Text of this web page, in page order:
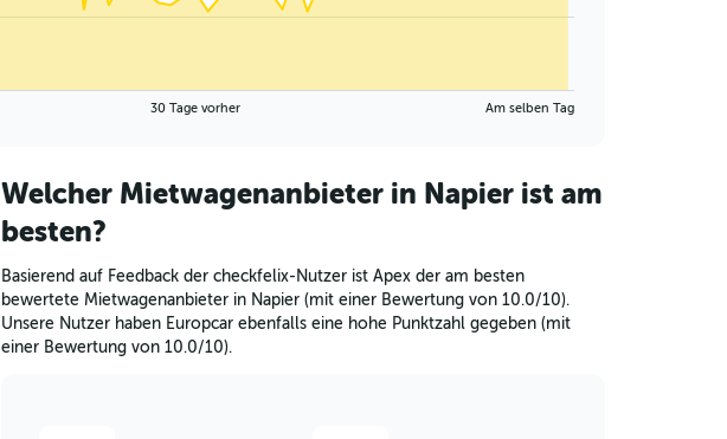
30 Tage vorher Am selben Tag
Welcher Mietwagenanbieter in Napier ist am
besten?
Basierend auf Feedback der checkfelix-Nutzer ist Apex der am besten
bewertete Mietwagenanbieter in Napier (mit einer Bewertung von 10.0/10).
Unsere Nutzer haben Europcar ebenfalls eine hohe Punktzahl gegeben (mit
einer Bewertung von 10.0/10).